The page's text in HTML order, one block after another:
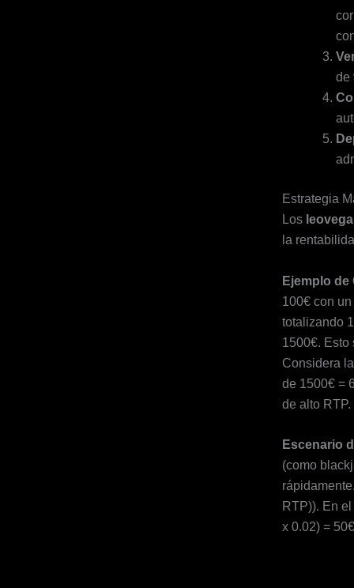
de
Estrategia
Los
la
Ejemplo de
100€ con
totalizando
1500€. Esto
Considera
de 1500€ =
de alto RTP.
Escenario
(como
RTP)). En
x 0.02) =